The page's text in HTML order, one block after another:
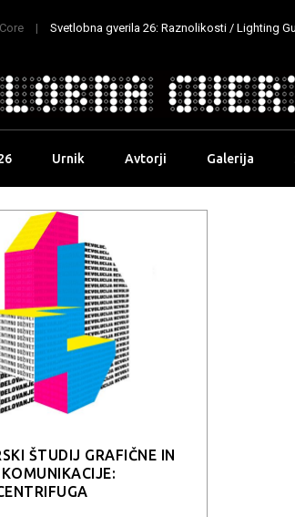
Svetlobna gverila 26: Raznolikosti / Lighting
Urnik Avtorji Galerija
ŠTUDIJ GRAFIČNE IN